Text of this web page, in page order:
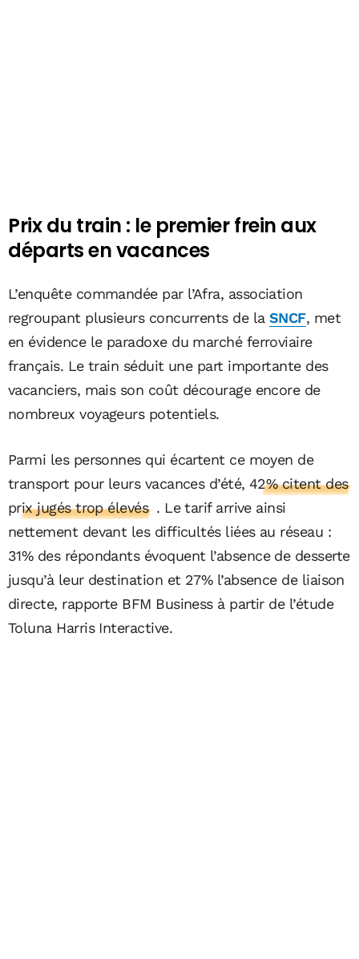
Prix du train : le premier frein aux
départs en vacances
L’enquête commandée par l’Afra, association
regroupant plusieurs concurrents de la SNCF, met
en évidence le paradoxe du marché ferroviaire
français. Le train séduit une part importante des
vacanciers, mais son coût décourage encore de
nombreux voyageurs potentiels.
Parmi les personnes qui écartent ce moyen de
transport pour leurs vacances d’été,42% citent des
prix jugés trop élevés . Le tarif arrive ainsi
nettement devant les difficultés liées au réseau :
31% des répondants évoquent l’absence de desserte
jusqu’à leur destination et 27% l’absence de liaison
directe, rapporte BFM Business à partir de l’étude
Toluna Harris Interactive.